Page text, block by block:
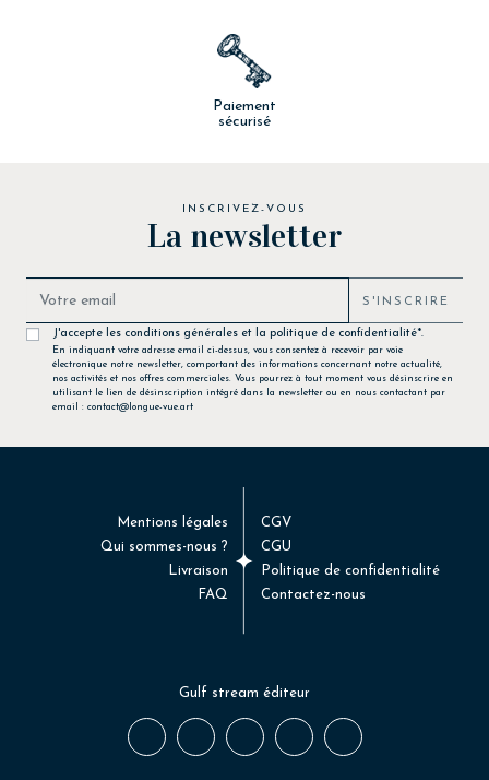
Paiement
sécurisé
INSCRIVEZ-VOUS
La newsletter
S'INSCRIRE
J'accepte les conditions générales et la politique de confidentialité*.
En indiquant votre adresse email ci-dessus, vous consentez à recevoir par voie
électronique notre newsletter, comportant des informations concernant notre actualité,
nos activités et nos offres commerciales. Vous pourrez à tout moment vous désinscrire en
utilisant le lien de désinscription intégré dans la newsletter ou en nous contactant par
email : contact@longue-vue.art
Mentions légales
Qui sommes-nous ?
Livraison
FAQ
CGV
CGU
Politique de confidentialité
Contactez-nous
Gulf stream éditeur